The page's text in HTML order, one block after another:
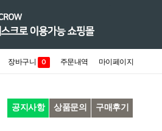
장바구니 0 주문내역 마이페이지
공지사항 상품문의 구매후기